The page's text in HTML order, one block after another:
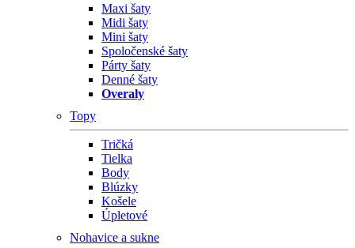
Maxi šaty
Midi šaty
Mini šaty
Spoločenské šaty
Párty šaty
Denné šaty
Overaly
Topy
Tričká
Tielka
Body
Blúzky
Košele
Úpletové
Nohavice a sukne